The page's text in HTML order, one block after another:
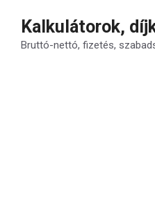
tartalomba
Kalkulátorok,
Bruttó-nettó, fizetés,